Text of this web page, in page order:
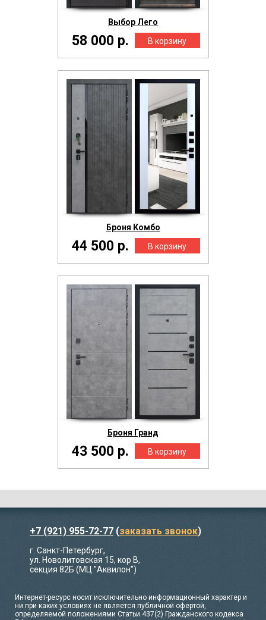
Выбор Лего
58 000 р.
Броня Комбо
44 500 р.
Броня Гранд
43 500 р.
+7 (921) 955-72-77 (заказать звонок)
г. Санкт-Петербург,
ул. Новолитовская 15, кор В,
секция 82Б (МЦ "Аквилон")
Интернет-ресурс носит исключительно информационный характер и
ни при каких условиях не является публичной офертой,
определяемой положениями Статьи 437(2) Гражданского кодекса